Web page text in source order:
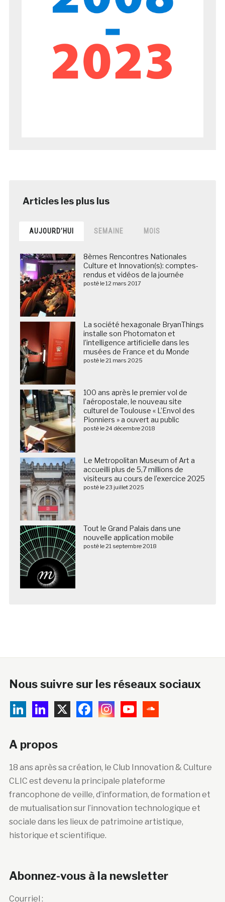
AUJOURD’HUI SEMAINE MOIS
8èmes Rencontres Nationales
Culture et Innovation(s): comptes-
rendus et vidéos de la journée
posté le 12 mars 2017
La société hexagonale BryanThings
installe son Photomaton et
l’intelligence artificielle dans les
musées de France et du Monde
posté le 21 mars 2025
100 ans après le premier vol de
l’aéropostale, le nouveau site
culturel de Toulouse « L’Envol des
Pionniers » a ouvert au public
posté le 24 décembre 2018
Le Metropolitan Museum of Art a
accueilli plus de 5,7 millions de
visiteurs au cours de l’exercice 2025
posté le 23 juillet 2025
Tout le Grand Palais dans une
nouvelle application mobile
posté le 21 septembre 2018
Nous suivre sur les réseaux sociaux
A propos
18 ans après sa création, le Club Innovation & Culture
CLIC est devenu la principale plateforme
francophone de veille, d’information, de formation et
de mutualisation sur l’innovation technologique et
sociale dans les lieux de patrimoine artistique,
historique et scientifique.
Abonnez-vous à la newsletter
Courriel :